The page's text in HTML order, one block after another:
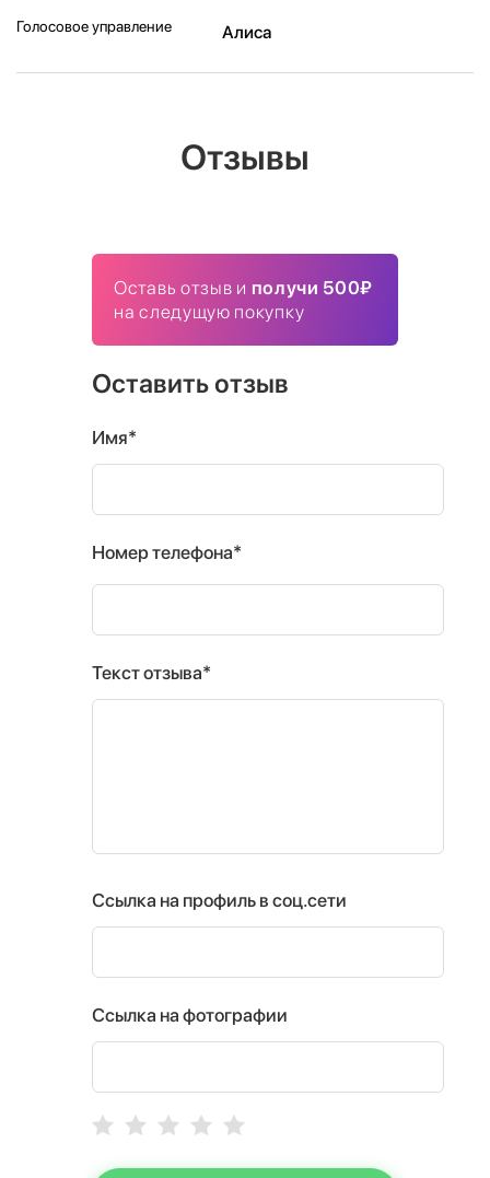
Голосовое управление Алиса
Отзывы
Оставь отзыв и получи 500₽
на следущую покупку
Оставить отзыв
Имя*
Номер телефона*
Текст отзыва*
Ссылка на профиль в соц.сети
Ссылка на фотографии